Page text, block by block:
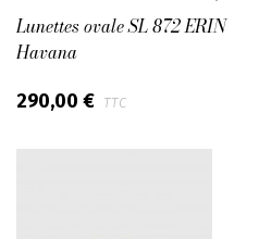
Lunettes ovale SL 872 ERIN
Havana
290,00 € TTC